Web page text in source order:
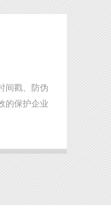
间戳、防伪
的保护企业